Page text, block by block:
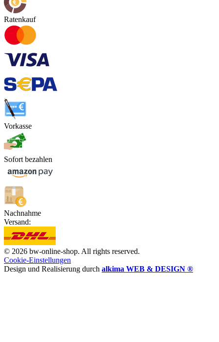
Ratenkauf
Vorkasse
Sofort bezahlen
Nachnahme
Versand:
© 2026 bw-online-shop. All rights reserved.
Cookie-Einstellungen
Design und Realisierung durch alkima WEB & DESIGN ®